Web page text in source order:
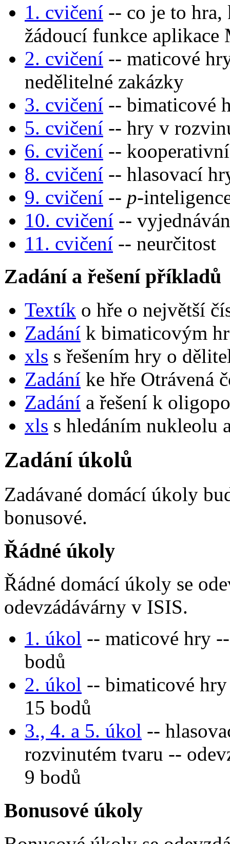
1. cvičení -- co je to
žádoucí funkce aplikace
2. cvičení -- maticové
nedělitelné zakázky
3. cvičení -- bimaticové
5. cvičení -- hry v
6. cvičení --
8. cvičení -- hlasovací
9. cvičení -- p-
10. cvičení --
11. cvičení -- neurčitost
Zadání a řešení příkladů
Textík o hře o největší
Zadání k bimaticovým
xls s řešením hry o
Zadání ke hře Otrávená
Zadání a řešení k
xls s hledáním nukleolu
Zadání úkolů
Zadávané domácí úkoly
bonusové.
Řádné úkoly
Řádné domácí úkoly se
odevzádávárny v ISIS.
1. úkol -- maticové hry
bodů
2. úkol -- bimaticové
15 bodů
3., 4. a 5. úkol --
rozvinutém tvaru --
9 bodů
Bonusové úkoly